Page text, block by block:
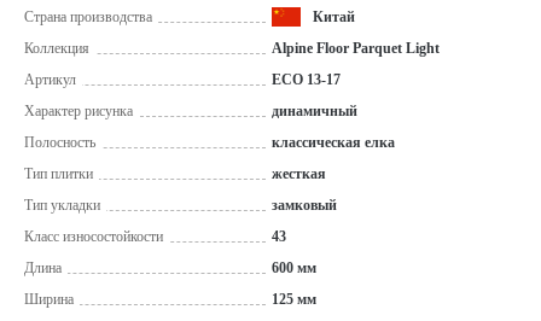
Страна производства
Китай
Коллекция
Alpine Floor Parquet Light
Артикул
ЕСО 13-17
Характер рисунка
динамичный
Полосность
классическая елка
Тип плитки
жесткая
Тип укладки
замковый
Класс износостойкости
43
Длина
600 мм
Ширина
125 мм